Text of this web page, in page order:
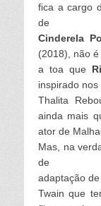
fica a cargo
de
Cinderela
(2018), não é
a toa que
inspirado nos
Thalita
ainda mais
ator de
Mas, na
de
adaptação de
Twain que